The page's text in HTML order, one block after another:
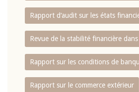
Rapport d‘audit sur les états
Revue de la stabilité financière dans
Rapport sur les conditions de
Rapport sur le commerce extérieur